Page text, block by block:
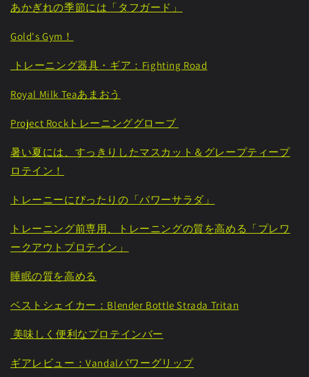
あかぎれの季節には「タフガード」
Gold's Gym！
トレーニング器具・ギア：Fighting Road
Royal Milk Teaあまおう
Project Rockトレーニンググローブ
暑い夏には、すっきりしたマスカット＆グレープティープ
ロテイン！
トレーニーにぴったりの「パワーサラダ」
トレーニング前専用、トレーニングの質を高める「プレワ
ークアウトプロテイン」
睡眠の質を高める
ベストシェイカー：Blender Bottle Strada Tritan
美味しく便利なプロテインバー
ギアレビュー：Vandalパワーグリップ